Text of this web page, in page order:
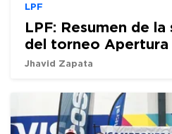
LPF
LPF: Resumen de
del torneo Apertura
Jhavid Zapata